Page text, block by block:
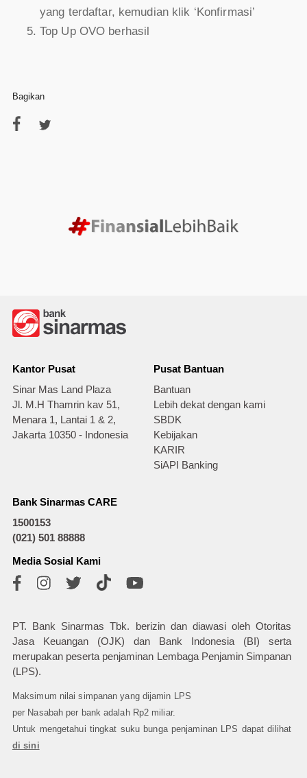
yang terdaftar, kemudian klik ‘Konfirmasi’
Top Up OVO berhasil
Bagikan
Kantor Pusat
Sinar Mas Land Plaza
Jl. M.H Thamrin kav 51,
Menara 1, Lantai 1 & 2,
Jakarta 10350 - Indonesia
Pusat Bantuan
Bantuan
Lebih dekat dengan kami
SBDK
Kebijakan
KARIR
SiAPI Banking
Bank Sinarmas CARE
1500153
(021) 501 88888
Media Sosial Kami
PT. Bank Sinarmas Tbk. berizin dan diawasi oleh Otoritas
Jasa Keuangan (OJK) dan Bank Indonesia (BI) serta
merupakan peserta penjaminan Lembaga Penjamin Simpanan
(LPS).
Maksimum nilai simpanan yang dijamin LPS
per Nasabah per bank adalah Rp2 miliar.
Untuk mengetahui tingkat suku bunga penjaminan LPS dapat dilihat
di sini